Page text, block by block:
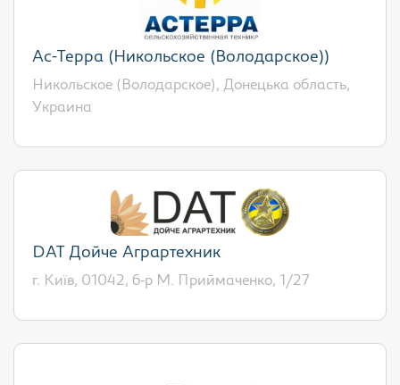
Ас-Терра (Никольское (Володарское))
Никольское (Володарское), Донецька область,
Украина
DAT Дойче Аграртехник
г. Київ, 01042, б-р М. Приймаченко, 1/27